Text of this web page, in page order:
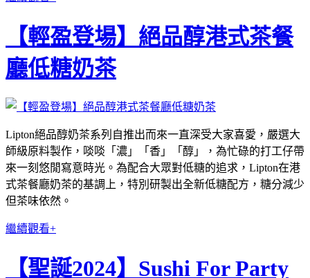
【輕盈登場】絕品醇港式茶餐
廳低糖奶茶
Lipton絕品醇奶茶系列自推出而來一直深受大家喜愛，嚴選大
師級原料製作，啖啖「濃」「香」「醇」，為忙碌的打工仔帶
來一刻悠閒寫意時光。為配合大眾對低糖的追求，Lipton在港
式茶餐廳奶茶的基調上，特別研製出全新低糖配方，糖分減少
但茶味依然。
繼續觀看+
【聖誕2024】Sushi For Party